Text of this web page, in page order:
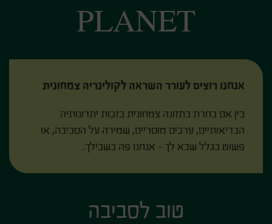
PLANET
אנחנו רוצים לעורר השראה לקולינריה צמחונית
בין אם בחרת בתזונה צמחונית בזכות יתרונותיה
הבריאותיים, ערכים מוסריים, שמירה על הסביבה, או
פשוט בגלל שבא לך - אנחנו פה בשבילך.
טוב לסביבה